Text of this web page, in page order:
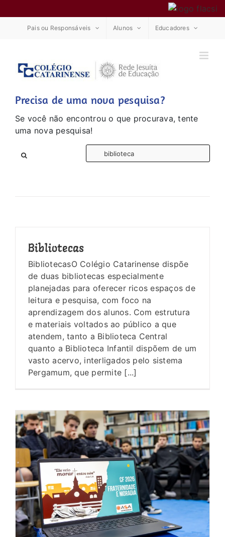
Pais ou Responsáveis Alunos Educadores
Precisa de uma nova pesquisa?
Se você não encontrou o que procurava, tente
uma nova pesquisa!
Bibliotecas
BibliotecasO Colégio Catarinense dispõe
de duas bibliotecas especialmente
planejadas para oferecer ricos espaços de
leitura e pesquisa, com foco na
aprendizagem dos alunos. Com estrutura
e materiais voltados ao público a que
atendem, tanto a Biblioteca Central
quanto a Biblioteca Infantil dispõem de um
vasto acervo, interligados pelo sistema
Pergamum, que permite [...]